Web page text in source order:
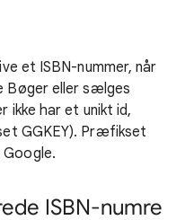
et ISBN-nummer, når
Bøger eller sælges
ikke har et unikt id,
GGKEY). Præfikset
Google.
ISBN-numre